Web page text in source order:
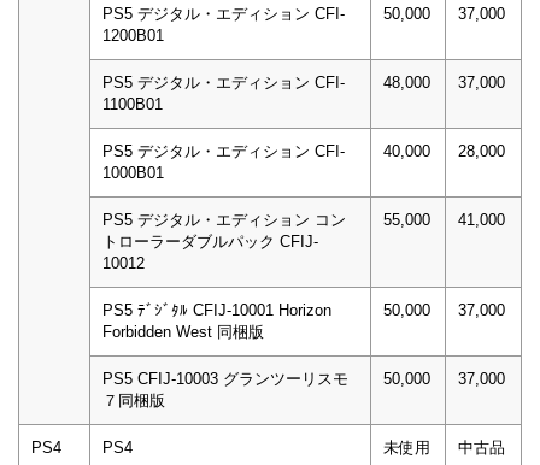
PS5 デジタル・エディション CFI-
1200B01
50,000 37,000
PS5 デジタル・エディション CFI-
1100B01
48,000 37,000
PS5 デジタル・エディション CFI-
1000B01
40,000 28,000
PS5 デジタル・エディション コン
トローラーダブルパック CFIJ-
10012
55,000 41,000
PS5 ﾃﾞｼﾞﾀﾙ CFIJ-10001 Horizon
Forbidden West 同梱版
50,000 37,000
PS5 CFIJ-10003 グランツーリスモ
７同梱版
50,000 37,000
PS4 PS4 未使用 中古品